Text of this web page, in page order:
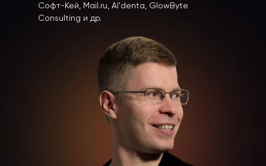
Софт-Кей, Mail.ru, Al'denta, GlowByte
Consulting и др.